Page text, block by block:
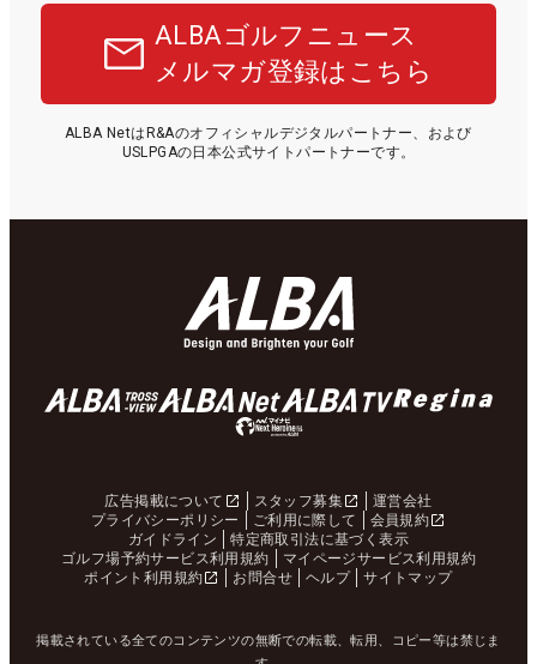
ALBAゴルフニュース
メルマガ登録はこちら
ALBA NetはR&Aのオフィシャルデジタルパートナー、および
USLPGAの日本公式サイトパートナーです。
広告掲載について スタッフ募集
運営会社
プライバシーポリシー
ご利用に際して
会員規約
ガイドライン
特定商取引法に基づく表示
ゴルフ場予約サービス利用規約
マイページサービス利用規約
ポイント利用規約
お問合せ ヘルプ サイトマップ
掲載されている全てのコンテンツの無断での転載、転用、コピー等は禁じま